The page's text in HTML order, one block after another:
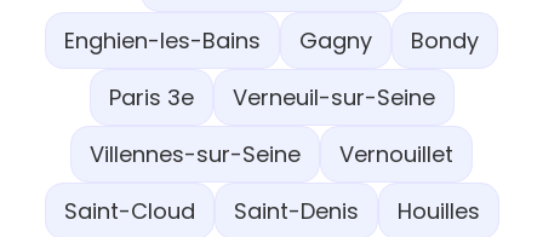
Enghien-les-Bains
Gagny
Bondy
Paris 3e
Verneuil-sur-Seine
Villennes-sur-Seine
Vernouillet
Saint-Cloud
Saint-Denis
Houilles